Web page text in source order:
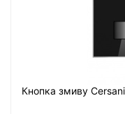
Кнопка змиву